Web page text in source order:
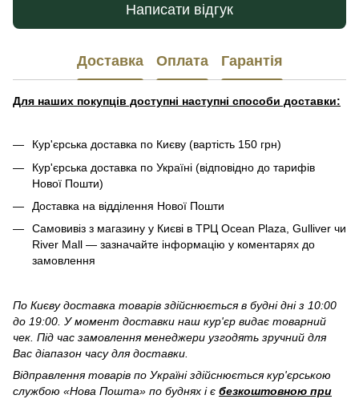
Написати відгук
Доставка Оплата Гарантія
Для наших покупців доступні наступні способи доставки:
Кур'єрська доставка по Києву (вартість 150 грн)
Кур'єрська доставка по Україні (відповідно до тарифів
Нової Пошти)
Доставка на відділення Нової Пошти
Самовивіз з магазину у Києві в ТРЦ Ocean Plaza, Gulliver чи
River Mall — зазначайте інформацію у коментарях до
замовлення
По Києву доставка товарів здійснюється в будні дні з 10:00
до 19:00. У момент доставки наш кур'єр видає товарний
чек. Під час замовлення менеджери узгодять зручний для
Вас діапазон часу для доставки.
Відправлення товарів по Україні здійснюється кур'єрською
службою «Нова Пошта» по буднях і є безкоштовною при